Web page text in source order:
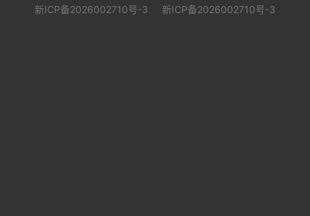
新ICP备2026002710号-3
新ICP备2026002710号-3